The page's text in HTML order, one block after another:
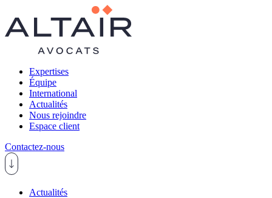
Expertises
Équipe
International
Actualités
Nous rejoindre
Espace client
Contactez-nous
Actualités